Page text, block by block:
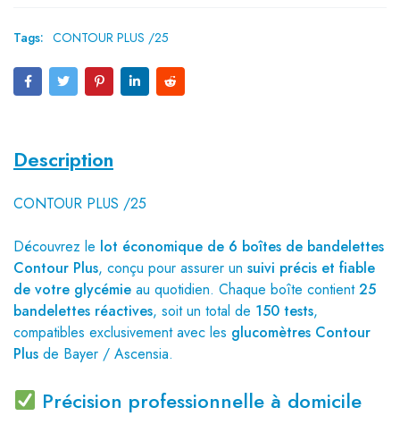
Tags: CONTOUR PLUS /25
Description
CONTOUR PLUS /25
Découvrez le lot économique de 6 boîtes de bandelettes
Contour Plus, conçu pour assurer un suivi précis et fiable
de votre glycémie au quotidien. Chaque boîte contient25
bandelettes réactives, soit un total de 150 tests,
compatibles exclusivement avec les glucomètres Contour
Plus de Bayer / Ascensia.
Précision professionnelle à domicile